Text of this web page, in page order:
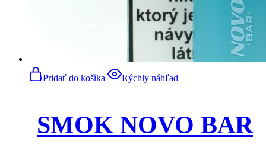
Pridať do košíka Rýchly náhľad
SMOK NOVO BAR